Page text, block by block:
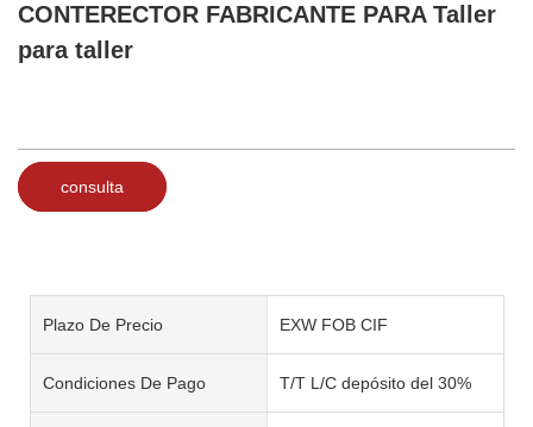
CONTERECTOR FABRICANTE PARA Taller
para taller
consulta
Plazo De Precio EXW FOB CIF
Condiciones De Pago T/T L/C depósito del 30%